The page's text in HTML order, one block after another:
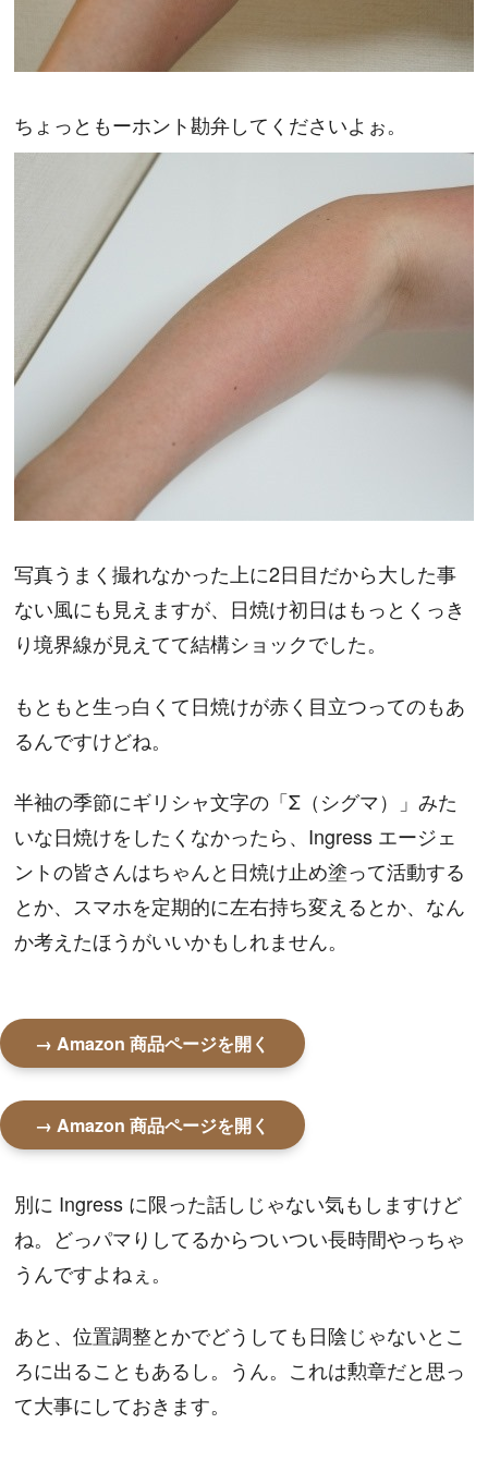
ちょっともーホント勘弁してくださいよぉ。
写真うまく撮れなかった上に2日目だから大した事
ない風にも見えますが、日焼け初日はもっとくっき
り境界線が見えてて結構ショックでした。
もともと生っ白くて日焼けが赤く目立つってのもあ
るんですけどね。
半袖の季節にギリシャ文字の「Σ（シグマ）」みた
いな日焼けをしたくなかったら、Ingress エージェ
ントの皆さんはちゃんと日焼け止め塗って活動する
とか、スマホを定期的に左右持ち変えるとか、なん
か考えたほうがいいかもしれません。
→ Amazon 商品ページを開く
→ Amazon 商品ページを開く
別に Ingress に限った話しじゃない気もしますけど
ね。どっパマりしてるからついつい長時間やっちゃ
うんですよねぇ。
あと、位置調整とかでどうしても日陰じゃないとこ
ろに出ることもあるし。うん。これは勲章だと思っ
て大事にしておきます。